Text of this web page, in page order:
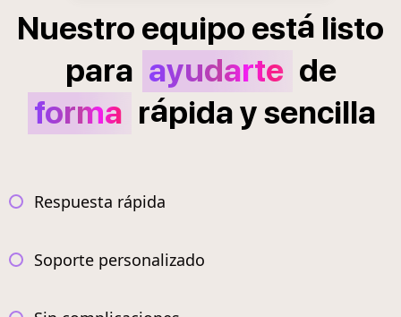
Nuestro equipo está listo
para ayudarte de
forma rápidaysencilla
Respuesta rápida
Soporte personalizado